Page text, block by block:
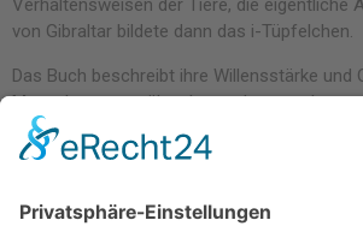
Verhaltensweisen der Tiere, die eigentliche
von Gibraltar bildete dann das i-Tüpfelchen.
Das Buch beschreibt ihre Willensstärke und
Menschen gegenüber, Lesende verstehen
Projekt letztendlich auch erfolgreich
das Mantra „durchhalten, Katharina, es
durch das Buch zieht. Eine authentische,